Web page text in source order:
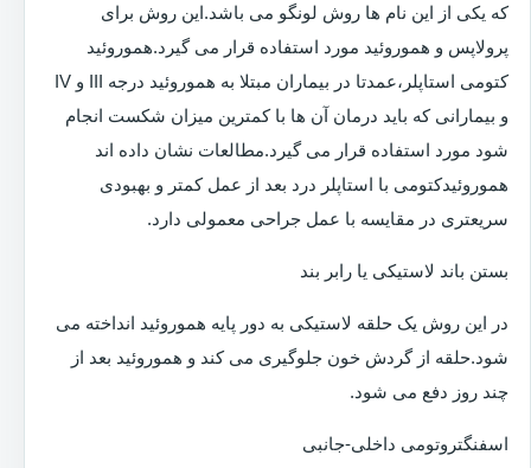
که یکی از این نام ها روش لونگو می باشد.این روش برای
پرولاپس و هموروئید مورد استفاده قرار می گیرد.هموروئید
کتومی استاپلر،عمدتا در بیماران مبتلا به هموروئید درجه III و IV
و بیمارانی که باید درمان آن ها با کمترین میزان شکست انجام
شود مورد استفاده قرار می گیرد.مطالعات نشان داده اند
هموروئیدکتومی با استاپلر درد بعد از عمل کمتر و بهبودی
سریعتری در مقایسه با عمل جراحی معمولی دارد.
بستن باند لاستیکی یا رابر بند
در این روش یک حلقه لاستیکی به دور پایه هموروئید انداخته می
شود.حلقه از گردش خون جلوگیری می کند و هموروئید بعد از
چند روز دفع می شود.
اسفنگتروتومی داخلی-جانبی